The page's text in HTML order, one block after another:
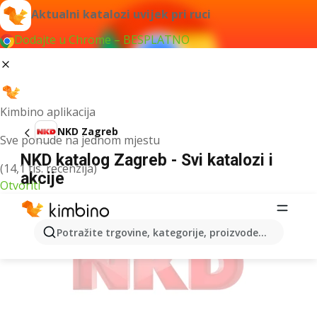
Aktualni katalozi uvijek pri ruci
Dodajte u Chrome – BESPLATNO
Kimbino aplikacija
Sve ponude na jednom mjestu
(14,1 tis. recenzija)
Otvoriti
Potražite trgovine, kategorije, proizvode...
NKD Zagreb
NKD katalog Zagreb - Svi katalozi i
akcije